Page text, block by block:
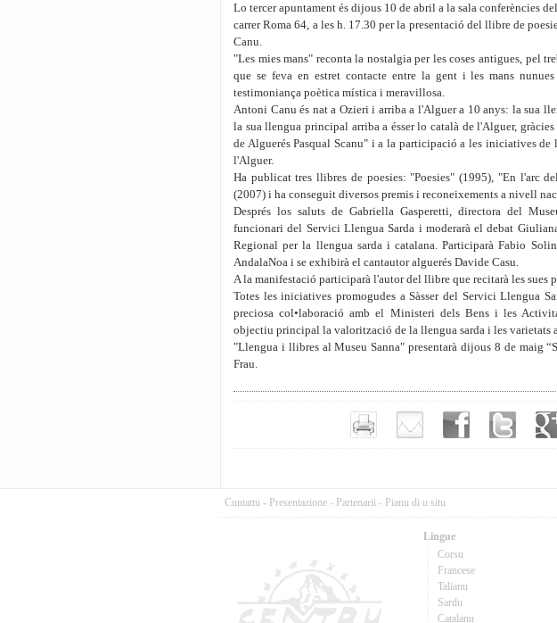
Lo tercer apuntament és dijous 10 de abril a la sala conferències
carrer Roma 64, a les h. 17.30 per la presentació del llibre de
Canu.
"Les mies mans" reconta la nostalgia per les coses antigues, pel
que se feva en estret contacte entre la gent i les mans
testimoniança poètica mística i meravillosa.
Antoni Canu és nat a Ozieri i arriba a l'Alguer a 10 anys: la sua
la sua llengua principal arriba a ésser lo català de l'Alguer,
de Alguerés Pasqual Scanu" i a la participació a les iniciatives
l'Alguer.
Ha publicat tres llibres de poesies: "Poesies" (1995), "En l'arc
(2007) i ha conseguit diversos premis i reconeixements a nivell
Després los saluts de Gabriella Gasperetti, directora del
funcionari del Servici Llengua Sarda i moderarà el debat
Regional per la llengua sarda i catalana. Participarà Fabio
AndalaNoa i se exhibirà el cantautor alguerés Davide Casu.
A la manifestació participarà l'autor del llibre que recitarà les sues
Totes les iniciatives promogudes a Sàsser del Servici Llengua
preciosa col•laboració amb el Ministeri dels Bens i les
objectiu principal la valorització de la llengua sarda i les varietats
"Llengua i llibres al Museu Sanna" presentarà dijous 8 de maig
Frau.
Cuntattu - Presentazione - Partenarii - Pianu di u situ
Lingue
Corsu
Francese
Talianu
Sardu
Catalanu